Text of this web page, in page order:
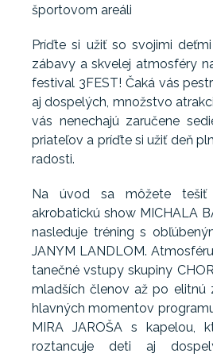
športovom areáli
Príďte si užiť so svojimi
zábavy a skvelej atmosféry
festival 3FEST! Čaká vás
aj dospelých, množstvo
vás nenechajú zaručene
priateľov a príďte si užiť deň
radosti.
Na úvod sa môžete
akrobatickú show MICHALA
nasleduje tréning s
JANYM LANDLOM.
tanečné vstupy skupiny
mladších členov až po elitnú
hlavných momentov
MIRA JAROŠA s kapelou,
roztancuje deti aj